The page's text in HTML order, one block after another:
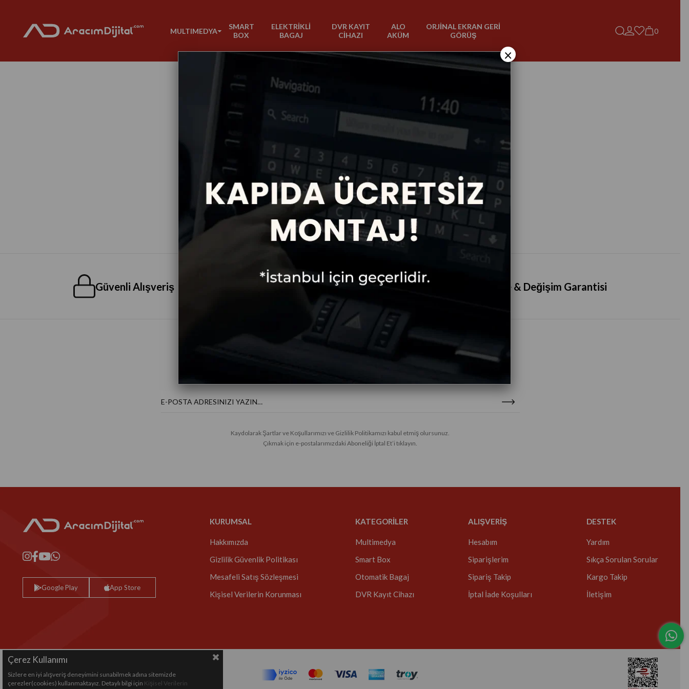
MULTIMEDYA
SMART
BOX
ELEKTRİKLİ
BAGAJ
DVR KAYIT
CİHAZI
ALO
AKÜM
ORJİNAL EKRAN GERİ
GÖRÜŞ
0
Güvenli Alışveriş
Ücretsiz
Taksitli Alışveriş İade & Değişim Garantisi
Kaydolarak Şartlar ve Koşullarımızı ve Gizlilik Politikamızı kabul etmiş olursunuz.
Çıkmak için e-postalarımızdaki Aboneliği İptal Et’i tıklayın.
Google Play App Store
KURUMSAL
Hakkımızda
Gizlilik Güvenlik Politikası
Mesafeli Satış Sözleşmesi
Kişisel Verilerin Korunması
KATEGORİLER
Multimedya
Smart Box
Otomatik Bagaj
DVR Kayıt Cihazı
ALIŞVERİŞ
Hesabım
Siparişlerim
Sipariş Takip
İptal İade Koşulları
DESTEK
Yardım
Sıkça Sorulan Sorular
Kargo Takip
İletişim
Copyright© 2024 All rights reserved.
Çerez Kullanımı
Sizlere en iyi alışveriş deneyimini sunabilmek adına sitemizde
çerezler(cookies) kullanmaktayız. Detaylı bilgi için Kişisel Verilerin
×